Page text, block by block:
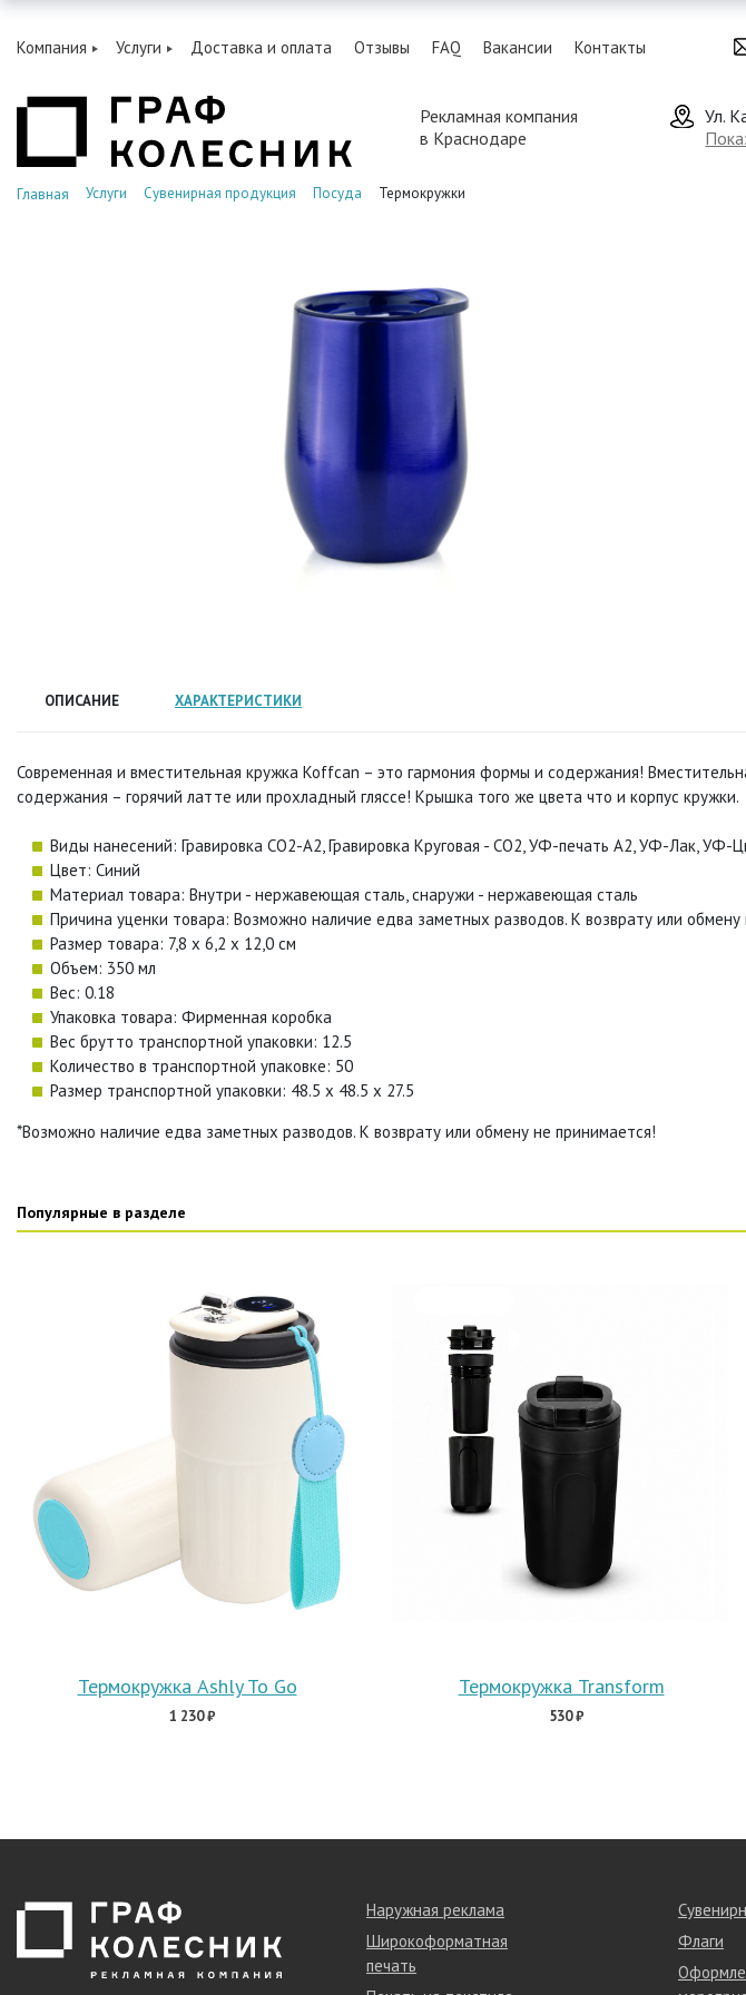
Компания Услуги Доставка и оплата Отзывы FAQ Вакансии Контакты
Рекламная компания
в Краснодаре
Ул.
Главная Услуги Сувенирная продукция Посуда Термокружки
ОПИСАНИЕ ХАРАКТЕРИСТИКИ
Современная и вместительная кружка Koffcan – это гармония формы и содержания!
содержания – горячий латте или прохладный гляссе! Крышка того же цвета что и корпус кружки.
Виды нанесений: Гравировка CO2-А2, Гравировка Круговая - CO2, УФ-печать А2, УФ-Лак, УФ-
Цвет: Синий
Материал товара: Внутри - нержавеющая сталь, снаружи - нержавеющая сталь
Причина уценки товара: Возможно наличие едва заметных разводов. К возврату или обмену
Размер товара: 7,8 x 6,2 x 12,0 см
Объем: 350 мл
Вес: 0.18
Упаковка товара: Фирменная коробка
Вес брутто транспортной упаковки: 12.5
Количество в транспортной упаковке: 50
Размер транспортной упаковки: 48.5 x 48.5 x 27.5
*Возможно наличие едва заметных разводов. К возврату или обмену не принимается!
Популярные в разделе
Термокружка Ashly To Go
1 230 ₽
Термокружка Transform
530 ₽
Наружная реклама
Широкоформатная
печать
Флаги